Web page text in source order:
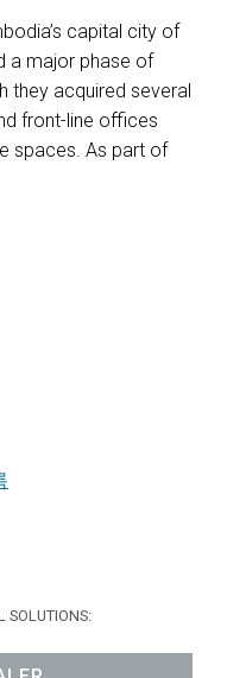
capital city of
a major phase of
they acquired several
front-line offices
spaces. As part of
SOLUTIONS: